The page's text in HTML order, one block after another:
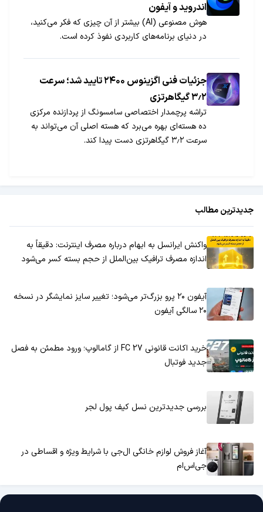
اندروید و آیفون
هوش مصنوعی (AI) بیشتر از آن چیزی که فکر می‌کنید،
در دنیای برنامه‌های کاربردی نفوذ کرده است.
جزئيات فنی اگزینوس ۲۴۰۰ تایید شد؛ سرعت
۳٫۲ گیگاهرتزی
تراشه پرچمدار اختصاصی سامسونگ از پردازنده مرکزی
ده هسته‌ای بهره می‌برد که هسته اصلی آن می‌تواند به
سرعت ۳٫۲ گیگاهرتزی دست پیدا کند.
جدیدترین مطالب
واکنش ایرانسل به ابهام درباره مصرف اینترنت: دقیقاً به
اندازه مصرف ترافیک بین‌الملل از حجم بسته کسر می‌شود
آیفون ۲۰ پرو بزرگ‌تر می‌شود؛ تغییر سایز نمایشگر در نسخه
۲۰ سالگی آیفون
خرید اکانت قانونی FC 27 از گامالوپ؛ ورود مطمئن به فصل
جدید فوتبال
بررسی جدیدترین نسل کیف پول لجر
آغاز فروش لوازم خانگی ال‌جی با شرایط ویژه و اقساطی در
جی‌اس‌ام